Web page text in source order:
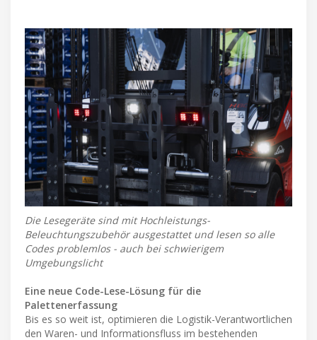
Die Lesegeräte sind mit Hochleistungs-
Beleuchtungszubehör ausgestattet und lesen so alle
Codes problemlos - auch bei schwierigem
Umgebungslicht
Eine neue Code-Lese-Lösung für die
Palettenerfassung
Bis es so weit ist, optimieren die Logistik-Verantwortlichen
den Waren- und Informationsfluss im bestehenden